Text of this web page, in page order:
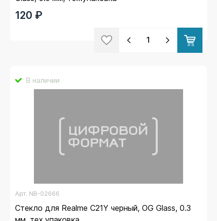
120 ₽
В наличии
Арт. NB-02666
Стекло для Realme C21Y черный, OG Glass, 0.3